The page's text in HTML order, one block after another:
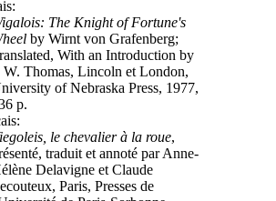
The Knight of Fortune's
by Wirnt von Grafenberg;
With an Introduction by
W. Thomas, Lincoln et London,
of Nebraska Press, 1977,
p.
le chevalier à la roue,
traduit et annoté par Anne-
Delavigne et Claude
Paris, Presses de